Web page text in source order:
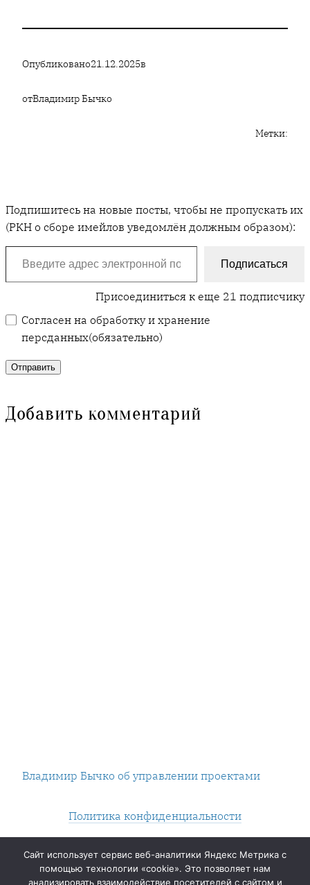
Опубликовано21.12.2025в
отВладимир Бычко
Метки:
Подпишитесь на новые посты, чтобы не пропускать их
(РКН о сборе имейлов уведомлён должным образом):
Введите адрес электронной почты…
Подписаться
Присоединиться к еще 21 подписчику
Согласен на обработку и хранение
персданных(обязательно)
Отправить
Добавить комментарий
Владимир Бычко об управлении проектами
Политика конфиденциальности
2014 — ∞
Сайт использует сервис веб-аналитики Яндекс Метрика с
помощью технологии «cookie». Это позволяет нам
анализировать взаимодействие посетителей с сайтом и